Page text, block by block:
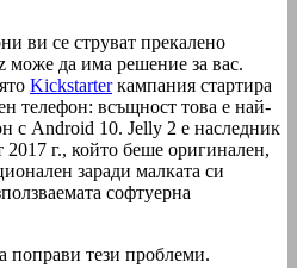
ви се струват прекалено
може да има решение за вас.
Kickstarterкампания стартира
телефон: всъщност това е най-
с Аndroid 10. Jelly 2 е наследник
г., който беше оригинален,
заради малката си
софтуерна
поправи тези проблеми.